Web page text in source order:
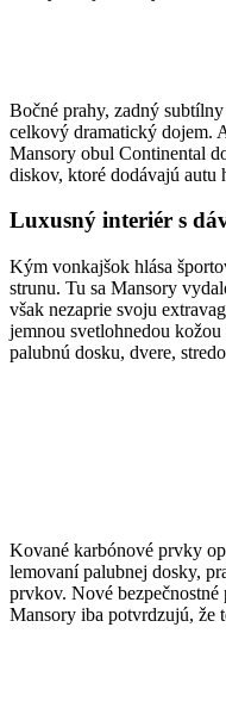
Bočné prahy, zadný
celkový dramatický dojem.
Mansory obul Continental
diskov, ktoré dodávajú autu
Luxusný interiér s
Kým vonkajšok hlása
strunu. Tu sa Mansory
však nezaprie svoju
jemnou svetlohnedou
palubnú dosku, dvere,
Kované karbónové prvky
lemovaní palubnej dosky,
prvkov. Nové
Mansory iba potvrdzujú, že